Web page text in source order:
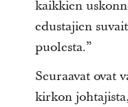
kaikkien
edustajien
puolesta.”
Seuraavat ovat
kirkon